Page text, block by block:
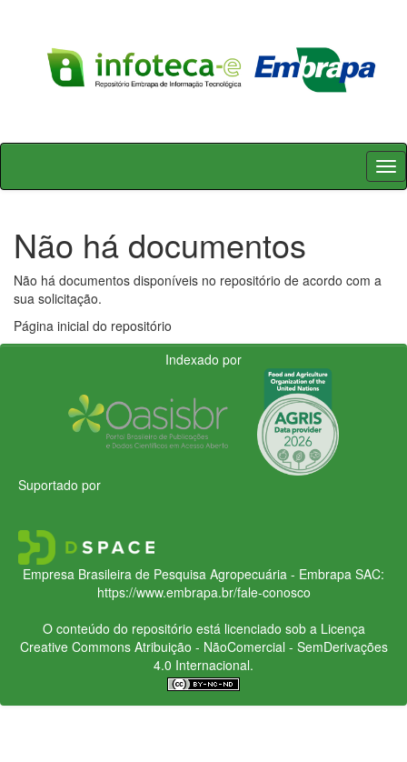
Skip
Não há documentos
Não há documentos disponíveis no repositório de acordo com a
sua solicitação.
Página inicial do repositório
Indexado por
Suportado por
Empresa Brasileira de Pesquisa Agropecuária - Embrapa SAC:
https://www.embrapa.br/fale-conosco
O conteúdo do repositório está licenciado sob a Licença
Creative CommonsAtribuição - NãoComercial - SemDerivações
4.0 Internacional.